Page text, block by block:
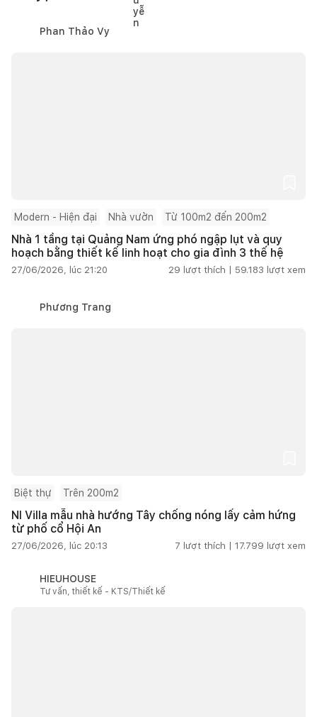
Phan Thảo Vy
Modern - Hiện đại Nhà vườn Từ 100m2 đến 200m2
Nhà 1 tầng tại Quảng Nam ứng phó ngập lụt và quy
hoạch bằng thiết kế linh hoạt cho gia đình 3 thế hệ
27/06/2026, lúc 21:20 29 lượt thích | 59.183 lượt xem
Phương Trang
Biệt thự Trên 200m2
NI Villa mẫu nhà hướng Tây chống nóng lấy cảm hứng
từ phố cổ Hội An
27/06/2026, lúc 20:13 7 lượt thích | 17.799 lượt xem
HIEUHOUSE
Tư vấn, thiết kế - KTS/Thiết kế